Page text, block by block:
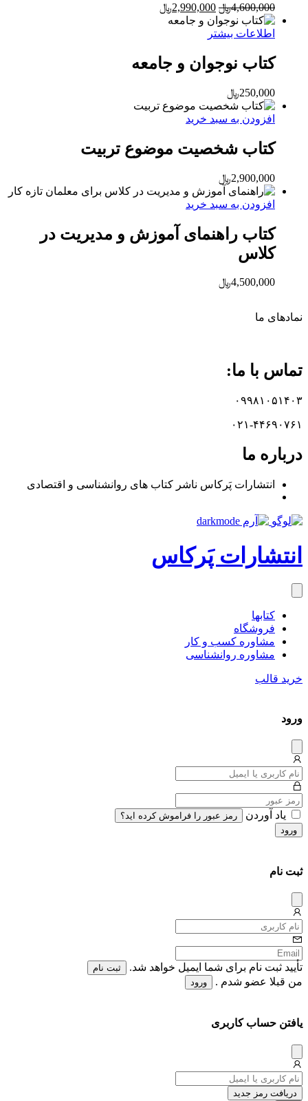
4,600,000﷼ Original
price
was:
4,600,000﷼.
2,990,000﷼
اطلاعات بیشتر
کتاب نوجوان و جامعه
250,000﷼
افزودن به سبد خرید
کتاب شخصیت موضوع تربیت
2,900,000﷼
افزودن به سبد خرید
کتاب راهنمای آموزش و مدیریت در
کلاس
4,500,000﷼
نماد‌های ما
تماس با ما:
۰۹۹۸۱۰۵۱۴۰۳
۰۲۱-۴۴۶۹۰۷۶۱
درباره ما
انتشارات پَرکاس ناشر کتاب های روانشناسی و اقتصادی
انتشارات پَرکاس
کتاب‎ها
فروشگاه
مشاوره کسب و کار
مشاوره روان‎شناسی
خرید قالب
ورود
میس
یاد آوردن
رمز عبور را فراموش کرده اید؟
ورود
ثبت نام
میس
تأیید ثبت نام برای شما ایمیل خواهد شد. ثبت نام
من قبلا عضو شدم . ورود
یافتن حساب کاربری
میس
دریافت رمز جدید